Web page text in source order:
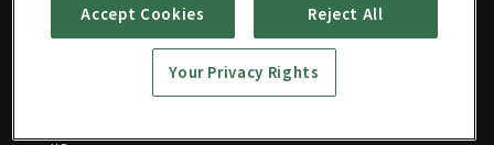
Accept Cookies Reject All
Your Privacy Rights